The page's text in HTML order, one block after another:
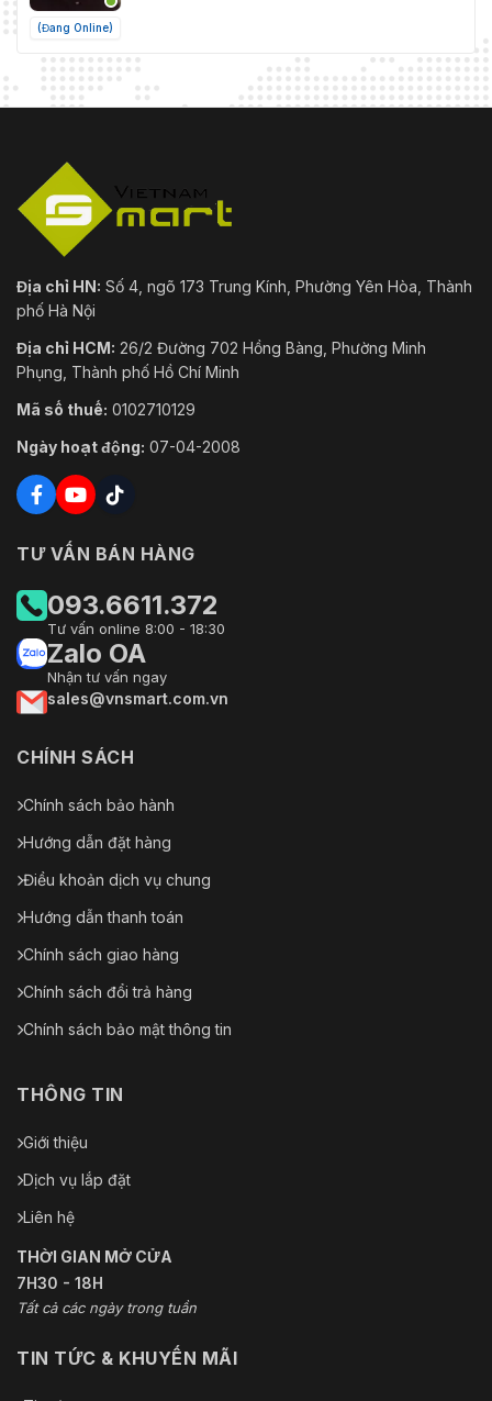
(Đang Online)
Địa chỉ HN: Số 4, ngõ 173 Trung Kính, Phường Yên Hòa, Thành
phố Hà Nội
Địa chỉ HCM: 26/2 Đường 702 Hồng Bàng, Phường Minh
Phụng, Thành phố Hồ Chí Minh
Mã số thuế: 0102710129
Ngày hoạt động: 07-04-2008
TƯ VẤN BÁN HÀNG
093.6611.372
Tư vấn online 8:00 - 18:30
Zalo OA
Nhận tư vấn ngay
sales@vnsmart.com.vn
CHÍNH SÁCH
Chính sách bảo hành
Hướng dẫn đặt hàng
Điều khoản dịch vụ chung
Hướng dẫn thanh toán
Chính sách giao hàng
Chính sách đổi trả hàng
Chính sách bảo mật thông tin
THÔNG TIN
Giới thiệu
Dịch vụ lắp đặt
Liên hệ
THỜI GIAN MỞ CỬA
7H30 - 18H
Tất cả các ngày trong tuần
TIN TỨC & KHUYẾN MÃI